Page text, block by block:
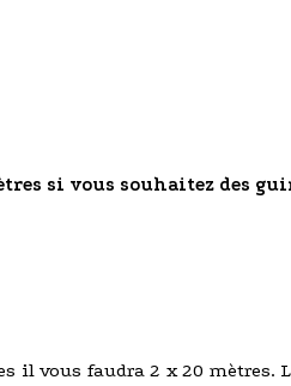
si vous souhaitez des
il vous faudra 2 x 20 mètres.